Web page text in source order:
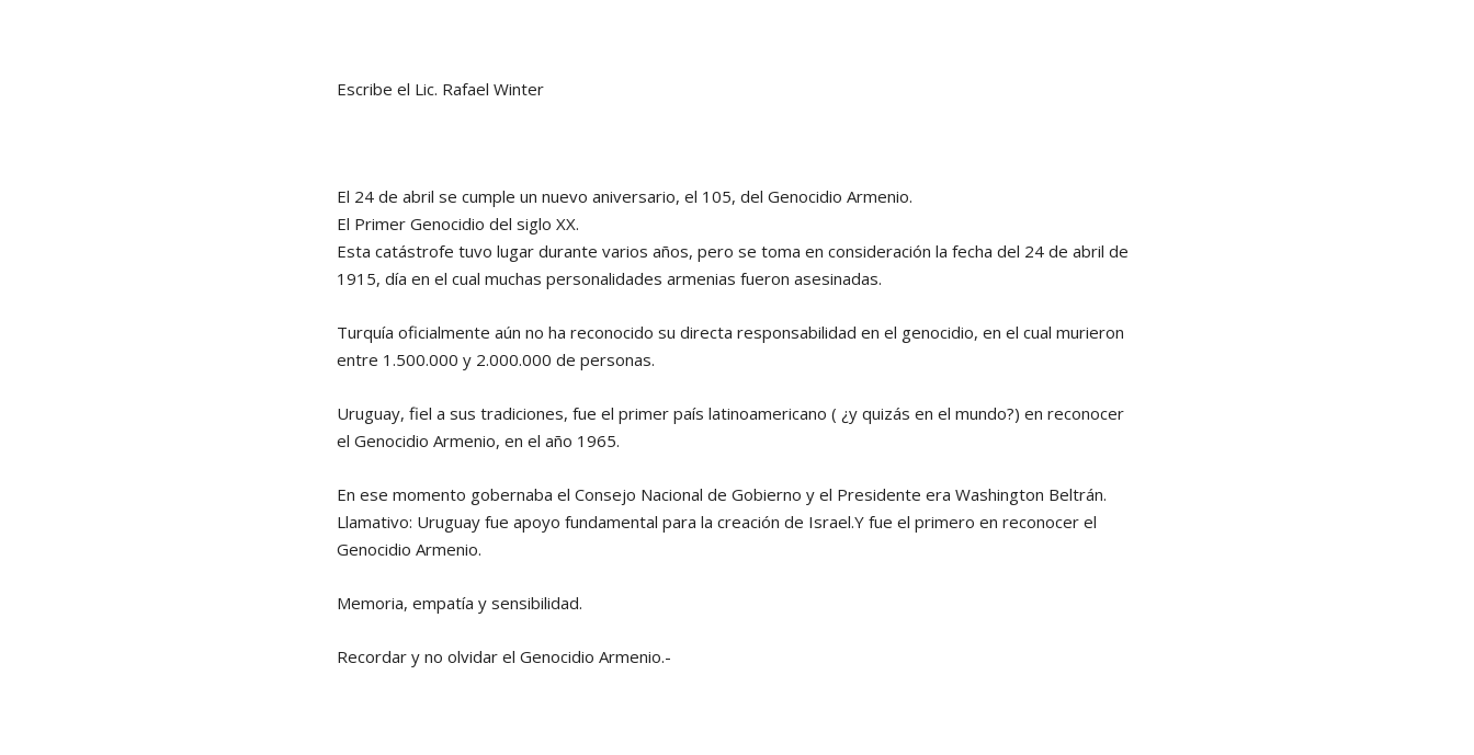
Escribe el Lic. Rafael Winter
El 24 de abril se cumple un nuevo aniversario, el 105, del Genocidio Armenio.
El Primer Genocidio del siglo XX.
Esta catástrofe tuvo lugar durante varios años, pero se toma en consideración la fecha del 24 de abril de
1915, día en el cual muchas personalidades armenias fueron asesinadas.
Turquía oficialmente aún no ha reconocido su directa responsabilidad en el genocidio, en el cual murieron
entre 1.500.000 y 2.000.000 de personas.
Uruguay, fiel a sus tradiciones, fue el primer país latinoamericano ( ¿y quizás en el mundo?) en reconocer
el Genocidio Armenio, en el año 1965.
En ese momento gobernaba el Consejo Nacional de Gobierno y el Presidente era Washington Beltrán.
Llamativo: Uruguay fue apoyo fundamental para la creación de Israel.Y fue el primero en reconocer el
Genocidio Armenio.
Memoria, empatía y sensibilidad.
Recordar y no olvidar el Genocidio Armenio.-